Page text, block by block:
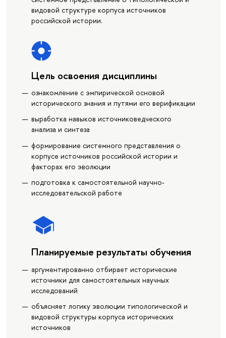
видовой структуре корпуса источников
российской истории.
Цель освоения дисциплины
ознакомление с эмпирической основой
исторического знания и путями его верификации
выработка навыков источниковедческого
анализа и синтеза
формирование системного представления о
корпусе источников российской истории и
факторах его эволюции
подготовка к самостоятельной научно-
исследовательской работе
Планируемые результаты обучения
аргументированно отбирает исторические
источники для самостоятельных научных
исследований
объясняет логику эволюции типологической и
видовой структуры корпуса исторических
источников